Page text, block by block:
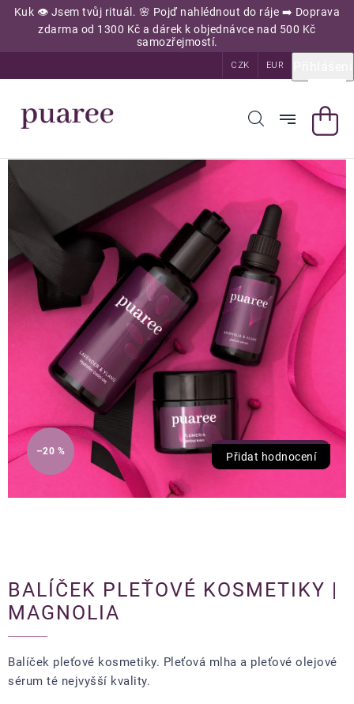
PřejítKuk 👁️ Jsem tvůj rituál. 🌸 Pojď nahlédnout do ráje ➡️ Doprava
zdarma od 1300 Kč a dárek k objednávce nad 500 Kč
samozřejmostí.
CZK EUR
–20 % Přidat hodnocení
BALÍČEK PLEŤOVÉ KOSMETIKY |
MAGNOLIA
Balíček pleťové kosmetiky. Pleťová mlha a pleťové olejové
sérum té nejvyšší kvality.